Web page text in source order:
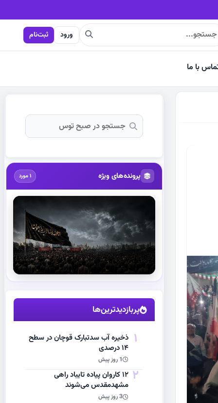
ورود ثبت‌نام
با ما
پرونده‌های ویژه 1 مورد
مشاهده اخبار
پربازدیدترین‌ها
1 ذخیره آب سدتبارک قوچان در سطح
۱۴ درصدی
1 روز پیش
2
۱۲ کاروان پیاده تایباد راهی
مشهدمقدس می‌شوند
3 روز پیش